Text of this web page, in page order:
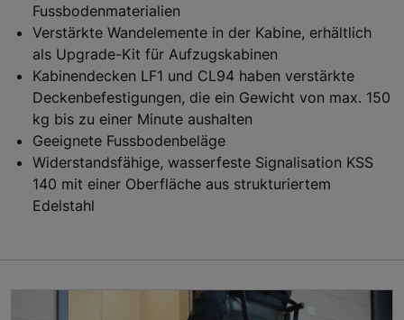
Fussbodenmaterialien
Verstärkte Wandelemente in der Kabine, erhältlich
als Upgrade-Kit für Aufzugskabinen
Kabinendecken LF1 und CL94 haben verstärkte
Deckenbefestigungen, die ein Gewicht von max. 150
kg bis zu einer Minute aushalten
Geeignete Fussbodenbeläge
Widerstandsfähige, wasserfeste Signalisation KSS
140 mit einer Oberfläche aus strukturiertem
Edelstahl